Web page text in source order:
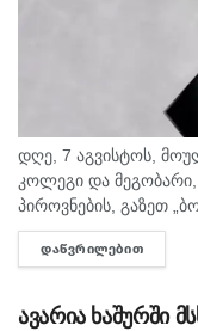
დღე, 7 აგვისტოს,
კოლეგი და
პიროვნების, გაზეთ
და ლიტერატურის
უდიდეს მწუხარებას
ᲓᲐᲬᲕᲠᲘᲚᲔᲑᲘᲗ
ავარია ხაშურში